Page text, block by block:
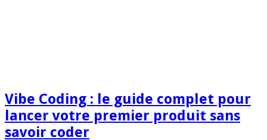
Vibe Coding : le guide complet pour
lancer votre premier produit sans
savoir coder